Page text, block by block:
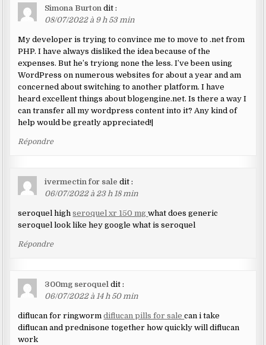
Simona Burton dit :
08/07/2022 à 9 h 53 min
My developer is trying to convince me to move to .net from
PHP. I have always disliked the idea because of the
expenses. But he’s tryiong none the less. I’ve been using
WordPress on numerous websites for about a year and am
concerned about switching to another platform. I have
heard excellent things about blogengine.net. Is there a way I
can transfer all my wordpress content into it? Any kind of
help would be greatly appreciated!|
Répondre
ivermectin for sale dit :
06/07/2022 à 23 h 18 min
seroquel highseroquel xr 150 mgwhat does generic
seroquel look like hey google what is seroquel
Répondre
300mg seroquel dit :
06/07/2022 à 14 h 50 min
diflucan for ringwormdiflucan pills for salecan i take
diflucan and prednisone together how quickly will diflucan
work